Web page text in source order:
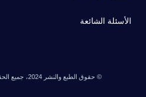
الأسئلة الشائعة
© حقوق الطبع والنشر 2024، جميع الحقوق محفوظة لـ Fanzword